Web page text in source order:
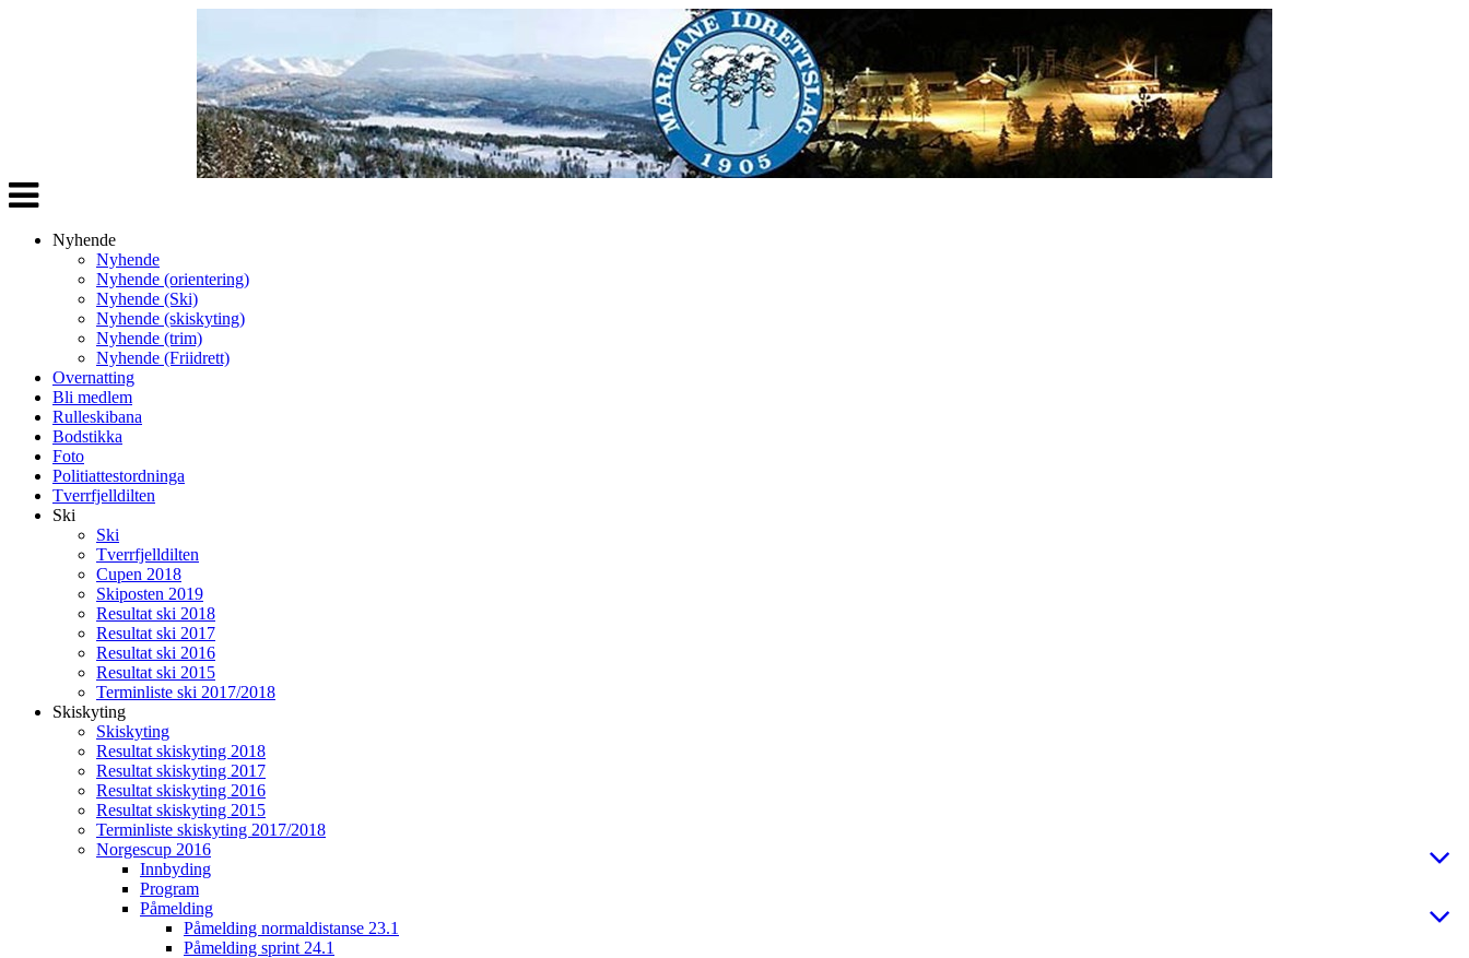
Veksle
navigasjon
Nyhende
Nyhende
Nyhende (orientering)
Nyhende (Ski)
Nyhende (skiskyting)
Nyhende (trim)
Nyhende (Friidrett)
Overnatting
Bli medlem
Rulleskibana
Bodstikka
Foto
Politiattestordninga
Tverrfjelldilten
Ski
Ski
Tverrfjelldilten
Cupen 2018
Skiposten 2019
Resultat ski 2018
Resultat ski 2017
Resultat ski 2016
Resultat ski 2015
Terminliste ski 2017/2018
Skiskyting
Skiskyting
Resultat skiskyting 2018
Resultat skiskyting 2017
Resultat skiskyting 2016
Resultat skiskyting 2015
Terminliste skiskyting 2017/2018
Norgescup 2016
Innbyding
Program
Påmelding
Påmelding normaldistanse 23.1
Påmelding sprint 24.1